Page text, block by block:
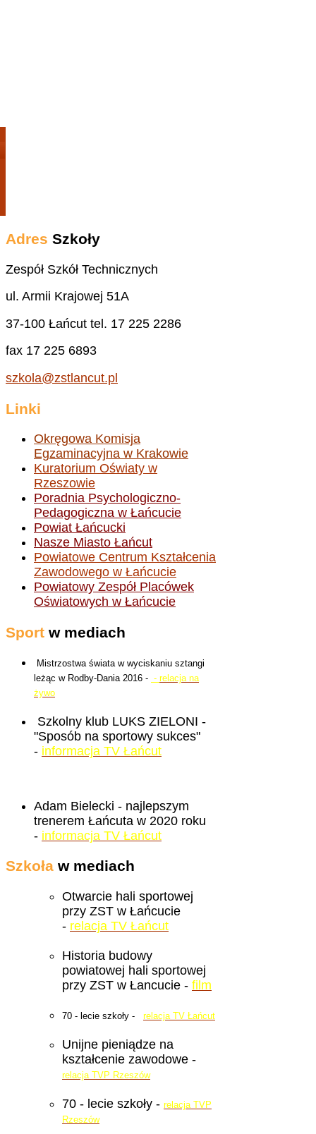
Adres Szkoły
Zespół Szkół Technicznych
ul. Armii Krajowej 51A
37-100 Łańcut tel. 17 225 2286
fax 17 225 6893
szkola@zstlancut.pl
Linki
Okręgowa Komisja
Egzaminacyjna w Krakowie
Kuratorium Oświaty w
Rzeszowie
Poradnia Psychologiczno-
Pedagogiczna w Łańcucie
Powiat Łańcucki
Nasze Miasto Łańcut
Powiatowe Centrum Kształcenia
Zawodowego w Łańcucie
Powiatowy Zespół Placówek
Oświatowych w Łańcucie
Sport w mediach
Mistrzostwa świata w wyciskaniu sztangi
leżąc w Rodby-Dania 2016 - - relacja na
żywo
Szkolny klub LUKS ZIELONI -
"Sposób na sportowy sukces"
- informacja TV Łańcut
Adam Bielecki - najlepszym
trenerem Łańcuta w 2020 roku
- informacja TV Łańcut
Szkoła w mediach
Otwarcie hali sportowej
przy ZST w Łańcucie
- relacja TV Łańcut
Historia budowy
powiatowej hali sportowej
przy ZST w Łancucie - film
70 - lecie szkoły - relacja TV Łańcut
Unijne pieniądze na
kształcenie zawodowe -
relacja TVP Rzeszów
70 - lecie szkoły - relacja TVP
Rzeszów